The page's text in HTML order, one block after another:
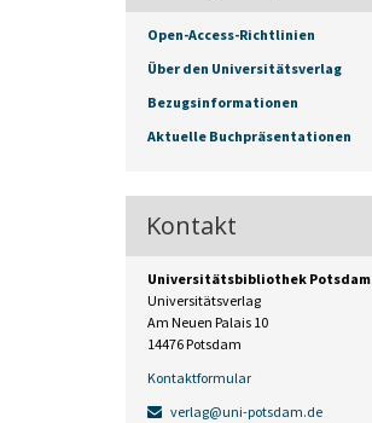
Open-Access-Richtlinien
Über den Universitätsverlag
Bezugsinformationen
Aktuelle Buchpräsentationen
Kontakt
Universitätsbibliothek Potsdam
Universitätsverlag
Am Neuen Palais 10
14476 Potsdam
Kontaktformular
verlag@uni-potsdam.de